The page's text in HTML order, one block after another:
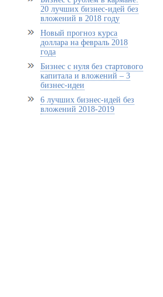
20 лучших бизнес-идей без
вложений в 2018 году
Новый прогноз курса
доллара на февраль 2018
года
Бизнес с нуля без стартового
капитала и вложений – 3
бизнес-идеи
6 лучших бизнес-идей без
вложений 2018-2019